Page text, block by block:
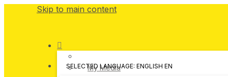
Skip to main content
My Media
SELECTED LANGUAGE: ENGLISH EN